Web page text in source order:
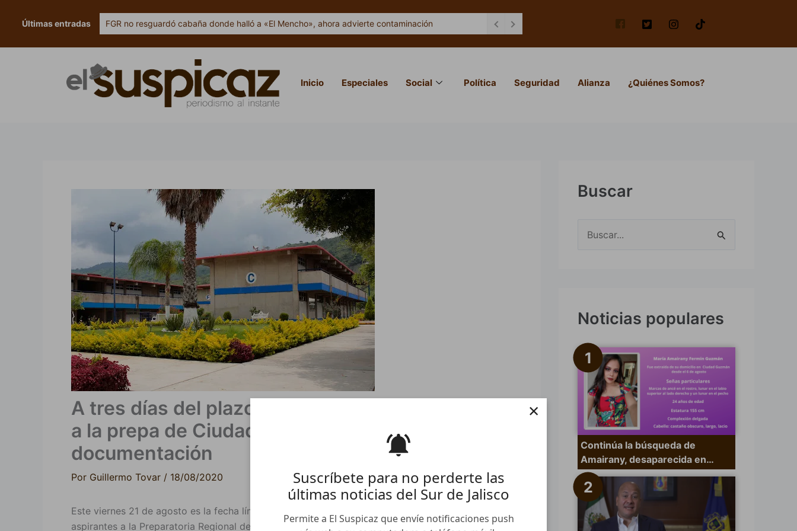
Suscríbete para no perderte las
últimas noticias del Sur de Jalisco
Permite a El Suspicaz que envíe notificaciones push
×
Últimas entradas FGR no resguardó cabaña donde halló a «El Mencho», ahora advierte contaminación
Inicio Especiales Social Política Seguridad Alianza ¿Quiénes Somos?
A tres días del plazo, solo el 50 % de aspirantes
a la prepa de Ciudad Guzmán ha entregado
documentación
Por Guillermo Tovar / 18/08/2020
Este viernes 21 de agosto es la fecha límite para la entrega de la documentación por parte de
aspirantes a la Preparatoria Regional de Ciudad Guzmán de la Universidad de Guadalajara y sus
Buscar
a
p
o
Noticias populares
Continúa la búsqueda de
Amairany, desaparecida en…